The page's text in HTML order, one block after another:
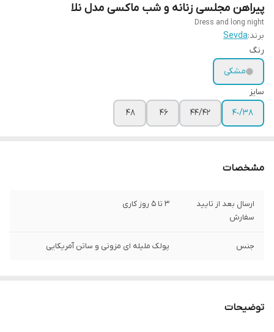
پیراهن مجلسی زنانه و شب ماکسی مدل نلا
Dress and long night
برند:Sevda
رنگ
مشکی
سایز
٣٨/۴٠
۴٢/۴۴ ۴۶ ۴٨
مشخصات
ارسال بعد از تایید
سفارش
3 تا 5 روز کاری
جنس پولک ملیله ای مزونی و ساتن آمریکایی
توضیحات